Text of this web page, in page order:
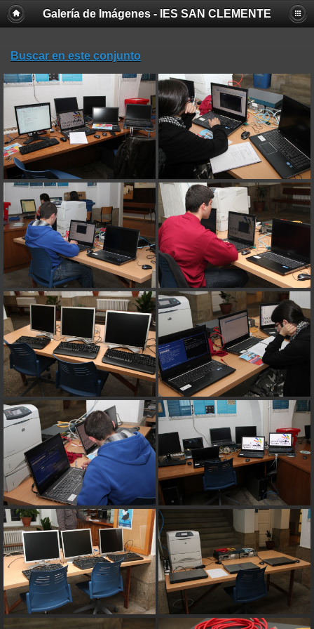
Galería de Imágenes - IES SAN CLEMENTE
Buscar en este conjunto